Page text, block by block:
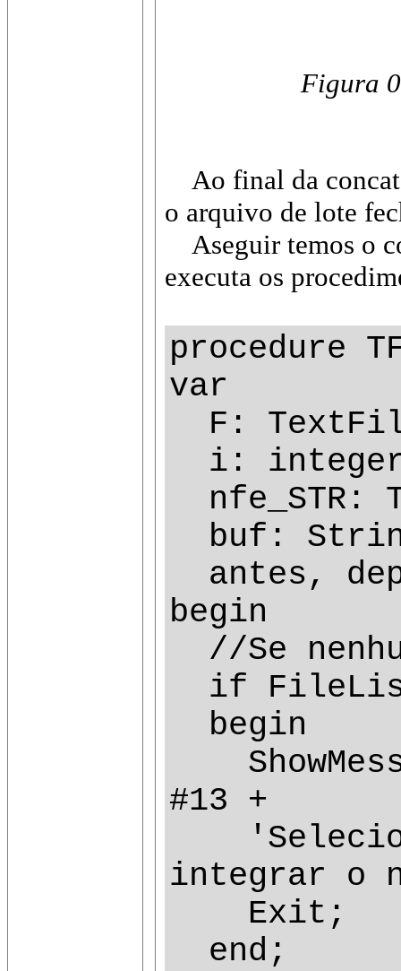
Figura
Ao final da
o arquivo de lote
Aseguir temos o
executa os
procedure
var
F:
i:
nfe_STR:
buf:
antes,
begin
//Se
if
begin
#13 +
'Selecione
integrar o
Exit;
end;